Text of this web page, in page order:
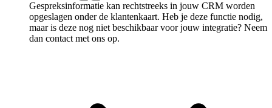
Gespreksinformatie kan rechtstreeks in jouw CRM worden
opgeslagen onder de klantenkaart. Heb je deze functie nodig,
maar is deze nog niet beschikbaar voor jouw integratie? Neem
dan contact met ons op.